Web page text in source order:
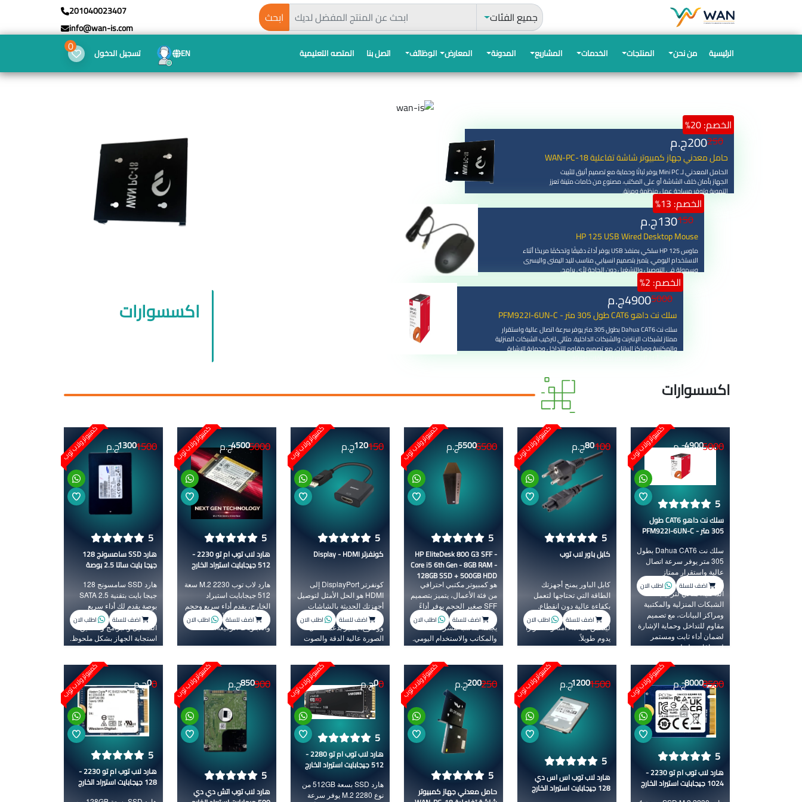
جميع الفئات
ابحث ابحث
201040023407
info@wan-is.com
الرئيسية من نحن المنتجات الخدمات المشاريع المدونة المعارض الوظائف اتصل بنا المتصه التعليمية EN تسجيل الدخول 0
الخصم: 20%
250
200ج.م
حامل معدني جهاز كمبيوتر شاشة تفاعلية WAN-PC-18
الحامل المعدني لـ Mini PC يوفر ثباتًا وحماية مع تصميم أنيق لتثبيت
الجهاز بأمان خلف الشاشة أو على المكتب. مصنوع من خامات متينة تعزز
التهوية وتوفر مساحة عمل منظمة ومرنة.
الخصم: 13%
150
130ج.م
HP 125 USB Wired Desktop Mouse
ماوس HP 125 سلكي بمنفذ USB يوفر أداءً دقيقًا وتحكمًا مريحًا أثناء
الاستخدام اليومي. يتميز بتصميم انسيابي مناسب لليد اليمنى واليسرى
وسهولة في التوصيل والتشغيل دون الحاجة لأي برامج.
الخصم: 2%
5000
4900ج.م
سلك نت داهو CAT6 طول 305 متر - PFM922I-6UN-C
سلك نت Dahua CAT6 بطول 305 متر يوفر سرعة اتصال عالية واستقرار
ممتاز لشبكات الإنترنت والشبكات الداخلية. مثالي لتركيب الشبكات المنزلية
والمكتبية ومراكز البيانات، مع تصميم مقاوم للتداخل وحماية الإشارة
اكسسوارات
اكسسوارات
كمبيوتر ولاب توب
5
سلك نت داهو CAT6 طول
305 متر - PFM922I-6UN-C
سلك نت Dahua CAT6 بطول
305 متر يوفر سرعة اتصال
عالية واستقرار ممتاز
لشبكات الإنترنت والشبكات
الداخلية. مثالي لتركيب
الشبكات المنزلية والمكتبية
ومراكز البيانات، مع تصميم
مقاوم للتداخل وحماية الإشارة
لضمان أداء ثابت ومستمر
لمسافات طويلة.
5000
4900ج.م
اضف للسلة اطلب الان
كمبيوتر ولاب توب
5
كابل باور لاب توب
كابل الباور يمنح أجهزتك
الطاقة التي تحتاجها لتعمل
بكفاءة عالية دون انقطاع.
مصمم بمتانة وجودة عالية
ليضمن لك أداءً آمنًا واستقرارًا
يدوم طويلاً.
100
80ج.م
اضف للسلة اطلب الان
كمبيوتر ولاب توب
5
HP EliteDesk 800 G3 SFF -
Core i5 6th Gen - 8GB RAM -
128GB SSD + 500GB HDD
هو كمبيوتر مكتبي احترافي
من فئة الأعمال، يتميز بتصميم
SFF صغير الحجم يوفر أداءً
قويًا مع توفير المساحة، مما
يجعله مناسبًا للشركات
والمكاتب والاستخدام اليومي.
6500
5500ج.م
اضف للسلة اطلب الان
كمبيوتر ولاب توب
5
كونفرتر Display - HDMI
كونفرتر DisplayPort إلى
HDMI هو الحل الأمثل لتوصيل
أجهزتك الحديثة بالشاشات
وأجهزة العرض بسهولة
ووضوح. يتميز بدعمه لنقل
الصورة عالية الدقة والصوت
النقي عبر كابل واحد فقط،
احترافية على الشاشات سواء
في قاعات الاجتماعات أو
الاستخدامات التعليمية
والترفيهية.
150
120ج.م
اضف للسلة اطلب الان
كمبيوتر ولاب توب
5
هارد لاب توب ام تو 2230 -
512 جيجابايت استيراد الخارج
هارد لاب توب M.2 2230 سعة
512 جيجابايت استيراد
الخارج، يقدم أداء سريع وحجم
صغير مناسب للأجهزة الحديثة
واللابتوبات الرفيعة.
5000
4500ج.م
اضف للسلة اطلب الان
كمبيوتر ولاب توب
5
هارد SSD سامسونج 128
جيجا بايت ساتا 2.5 بوصة
هارد SSD سامسونج 128
جيجا بايت بتقنية SATA 2.5
بوصة يقدم لك أداء سريع
وموثوق لتسريع تشغيل نظام
التشغيل والبرامج وتحسين
استجابة الجهاز بشكل ملحوظ.
1500
1300ج.م
اضف للسلة اطلب الان
كمبيوتر ولاب توب
5
هارد لاب توب ام تو 2230 -
1024 جيجابايت استيراد الخارج
8500
8000ج.م كمبيوتر ولاب توب
5
هارد لاب توب اس اس دي
128 جيجابايت استيراد الخارج
1500
1200ج.م كمبيوتر ولاب توب
5
حامل معدني جهاز كمبيوتر
250
200ج.م كمبيوتر ولاب توب
5
هارد لاب توب ام تو 2280 -
512 جيجابايت استيراد الخارج
هارد SSD بسعة 512GB من
نوع M.2 2280 يوفر سرعة
0
0ج.م كمبيوتر ولاب توب
5
هارد لاب توب اتش دي دي
900
850ج.م كمبيوتر ولاب توب
5
هارد لاب توب ام تو 2230 -
128 جيجابايت استيراد الخارج
0
0ج.م